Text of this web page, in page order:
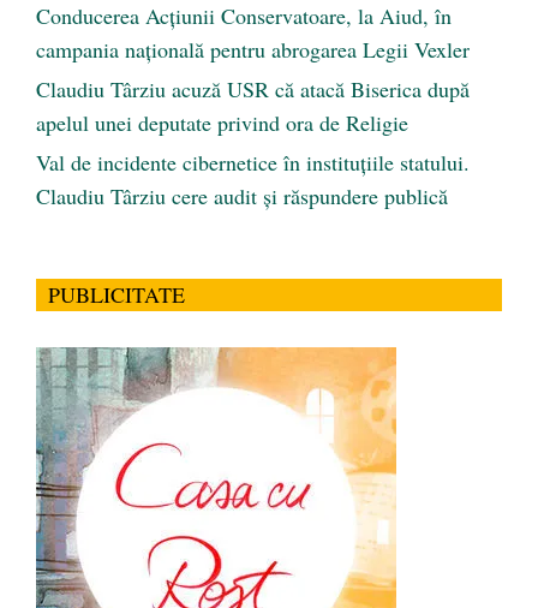
Conducerea Acțiunii Conservatoare, la Aiud, în
campania națională pentru abrogarea Legii Vexler
Claudiu Târziu acuză USR că atacă Biserica după
apelul unei deputate privind ora de Religie
Val de incidente cibernetice în instituțiile statului.
Claudiu Târziu cere audit și răspundere publică
PUBLICITATE